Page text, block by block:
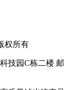
权所有
技园C栋二楼 邮